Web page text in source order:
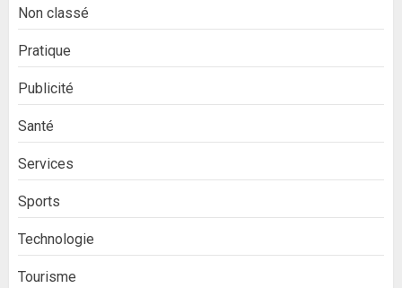
Non classé
Pratique
Publicité
Santé
Services
Sports
Technologie
Tourisme